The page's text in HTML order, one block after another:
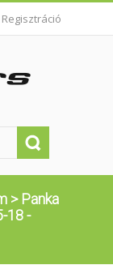
Regisztráció
> Panka
18 -